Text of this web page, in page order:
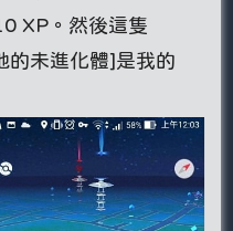
XP。然後這隻
的未進化體]是我的